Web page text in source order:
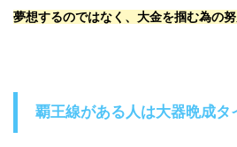
夢想するのではなく、大金を掴む為の
覇王線がある人は大器晩成タ